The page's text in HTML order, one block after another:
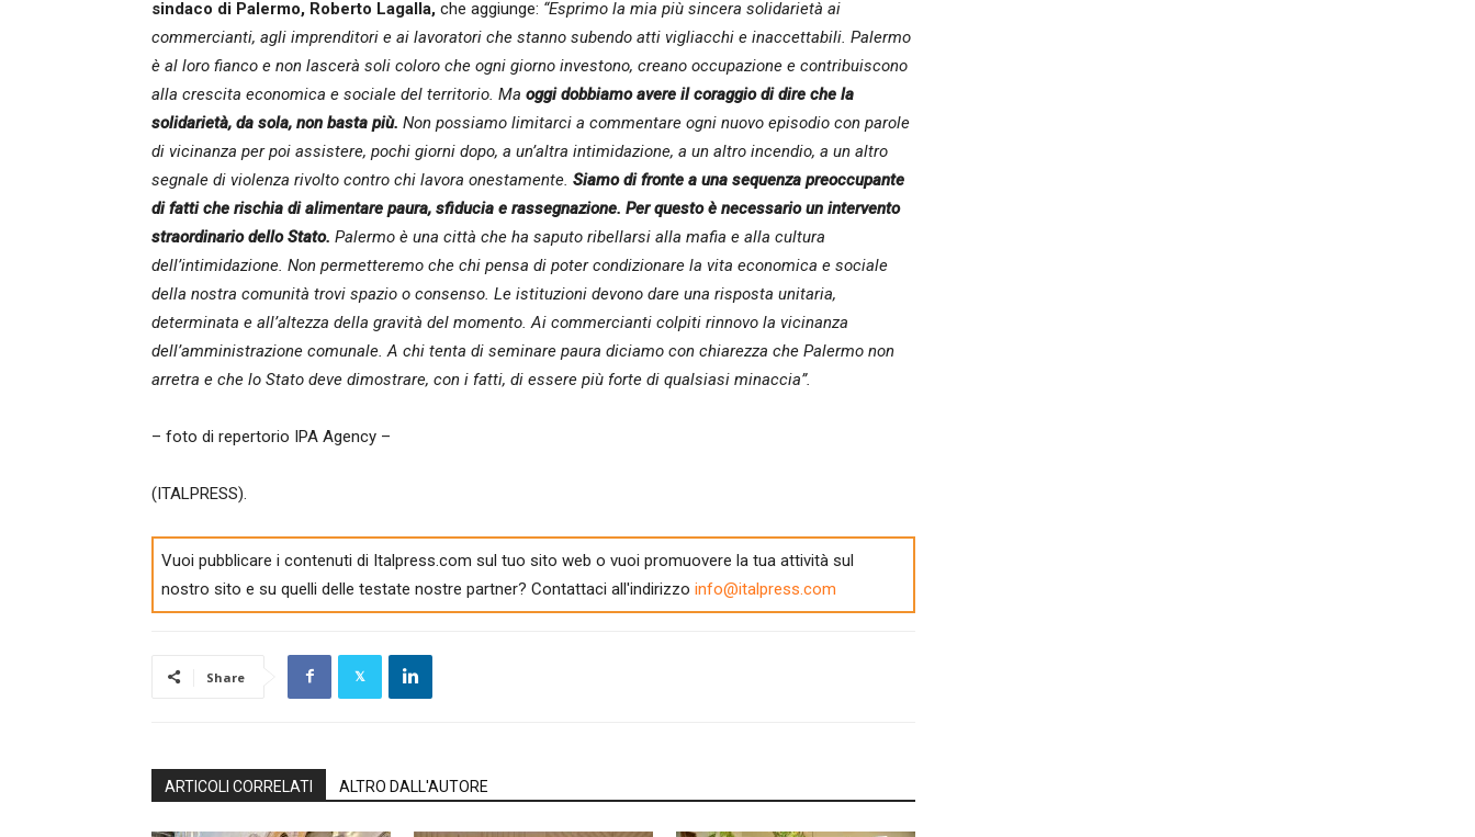
sindaco di Palermo, Roberto Lagalla, che aggiunge: “Esprimo la mia più sincera solidarietà ai
commercianti, agli imprenditori e ai lavoratori che stanno subendo atti vigliacchi e inaccettabili. Palermo
è al loro fianco e non lascerà soli coloro che ogni giorno investono, creano occupazione e contribuiscono
alla crescita economica e sociale del territorio. Ma oggi dobbiamo avere il coraggio di dire che la
solidarietà, da sola, non basta più. Non possiamo limitarci a commentare ogni nuovo episodio con parole
di vicinanza per poi assistere, pochi giorni dopo, a un’altra intimidazione, a un altro incendio, a un altro
segnale di violenza rivolto contro chi lavora onestamente. Siamo di fronte a una sequenza preoccupante
di fatti che rischia di alimentare paura, sfiducia e rassegnazione. Per questo è necessario un intervento
straordinario dello Stato. Palermo è una città che ha saputo ribellarsi alla mafia e alla cultura
dell’intimidazione. Non permetteremo che chi pensa di poter condizionare la vita economica e sociale
della nostra comunità trovi spazio o consenso. Le istituzioni devono dare una risposta unitaria,
determinata e all’altezza della gravità del momento. Ai commercianti colpiti rinnovo la vicinanza
dell’amministrazione comunale. A chi tenta di seminare paura diciamo con chiarezza che Palermo non
arretra e che lo Stato deve dimostrare, con i fatti, di essere più forte di qualsiasi minaccia”.
– foto di repertorio IPA Agency –
(ITALPRESS).
Vuoi pubblicare i contenuti di Italpress.com sul tuo sito web o vuoi promuovere la tua attività sul
nostro sito e su quelli delle testate nostre partner? Contattaci all'indirizzo info@italpress.com
Share
ARTICOLI CORRELATI ALTRO DALL'AUTORE